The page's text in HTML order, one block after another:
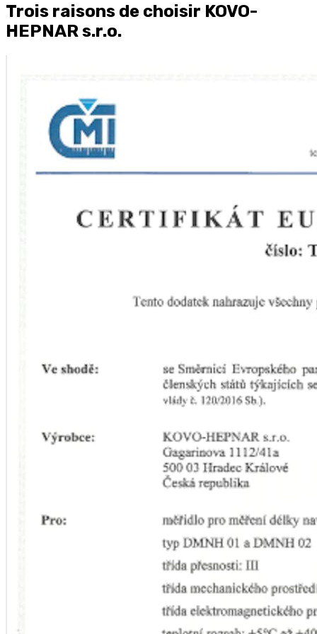
Trois raisons de choisir KOVO-
HEPNAR s.r.o.